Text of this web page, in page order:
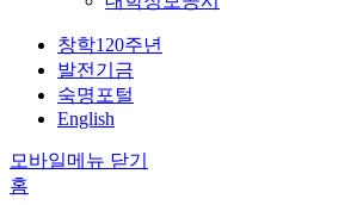
창학120주년
발전기금
숙명포털
English
모바일메뉴 닫기
홈